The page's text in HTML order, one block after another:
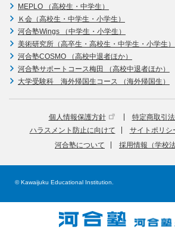
MEPLO （高校生・中学生）
Ｋ会（高校生・中学生・小学生）
河合塾Wings （中学生・小学生）
美術研究所（高卒生・高校生・中学生・小学生）
河合塾COSMO （高校中退者ほか）
河合塾サポートコース梅田 （高校中退者ほか）
大学受験科 海外帰国生コース （海外帰国生）
個人情報保護方針
特定商取引
ハラスメント防止に向けて
サイトポリシ
河合塾について
採用情報（学校
© Kawaijuku Educational Institution.